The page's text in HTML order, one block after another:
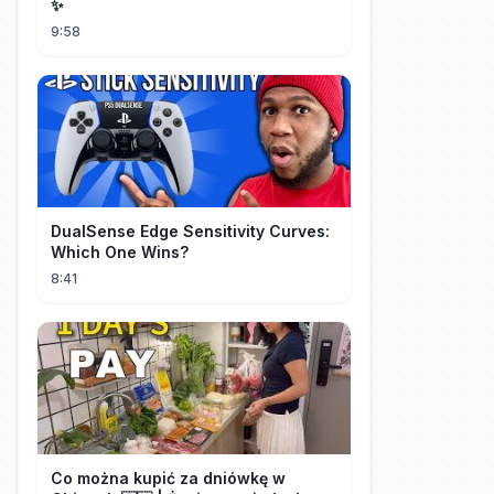
✨
9:58
DualSense Edge Sensitivity Curves:
Which One Wins?
8:41
Co można kupić za dniówkę w